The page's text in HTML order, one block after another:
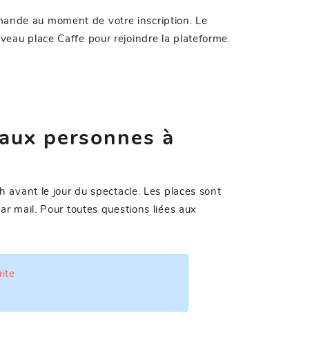
au moment de votre inscription. Le
place Caffe pour rejoindre la plateforme.
personnes à
avant le jour du spectacle. Les places sont
mail. Pour toutes questions liées aux